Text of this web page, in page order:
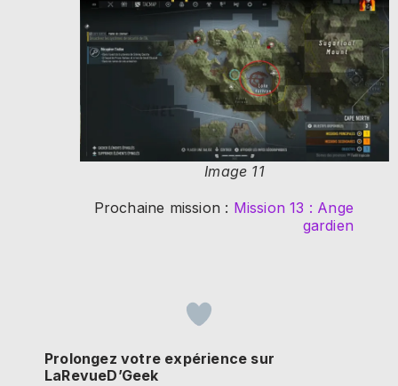
Image 11
Prochaine mission : Mission 13 : Ange
gardien
Prolongez votre expérience sur
LaRevueD’Geek